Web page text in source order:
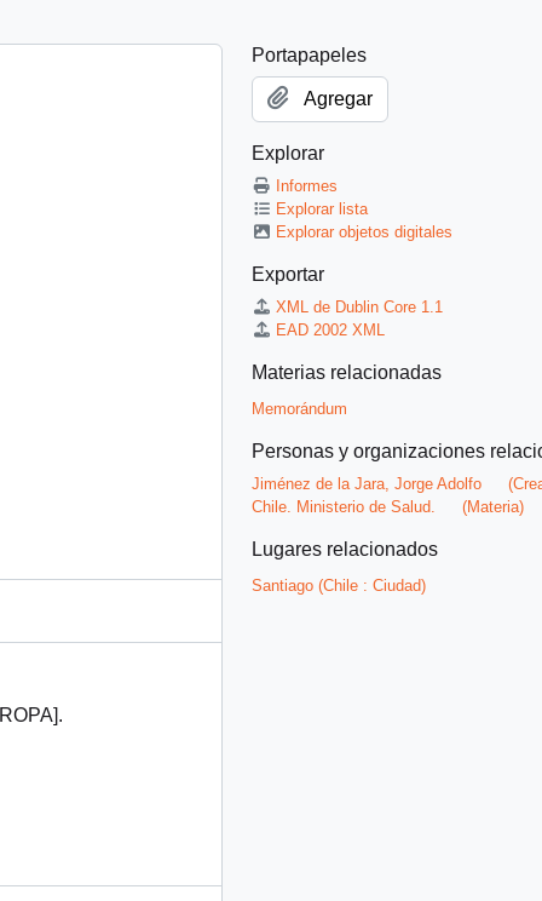
Portapapeles
Agregar
Explorar
Informes
Explorar lista
Explorar objetos digitales
Exportar
XML de Dublin Core 1.1
EAD 2002 XML
Materias relacionadas
Memorándum
Personas y organizaciones
Jiménez de la Jara, Jorge Adolfo
Chile. Ministerio de Salud.
(Materia)
Lugares relacionados
Santiago (Chile : Ciudad)